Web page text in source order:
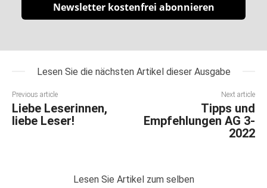
Newsletter kostenfrei abonnieren
Lesen Sie die nächsten Artikel dieser Ausgabe
Previous article
Liebe Leserinnen,
liebe Leser!
Next article
Tipps und
Empfehlungen AG 3-
2022
Lesen Sie Artikel zum selben